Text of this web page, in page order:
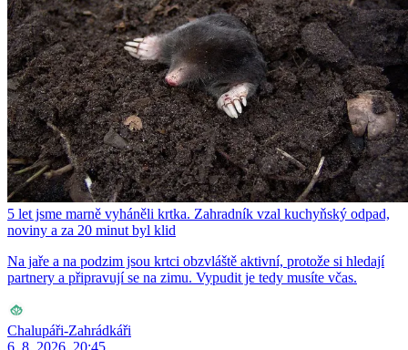
5 let jsme marně vyháněli krtka. Zahradník vzal kuchyňský odpad,
noviny a za 20 minut byl klid
Na jaře a na podzim jsou krtci obzvláště aktivní, protože si hledají
partnery a připravují se na zimu. Vypudit je tedy musíte včas.
Chalupáři-Zahrádkáři
6. 8. 2026, 20:45